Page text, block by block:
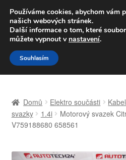
DOPRAVA
Volejte po-pá 9-
Přeskočit
na
navigaci
Přejít
k
obsahu
Celosvětová doprava
Domů Elektro součásti
svazky
1.4i
Motorový svazek
V759188680 658561
Používáme cookies, abychom vám
našich webových stránek.
Další informace o tom, které
můžete vypnout v nastavení.
Souhlasím